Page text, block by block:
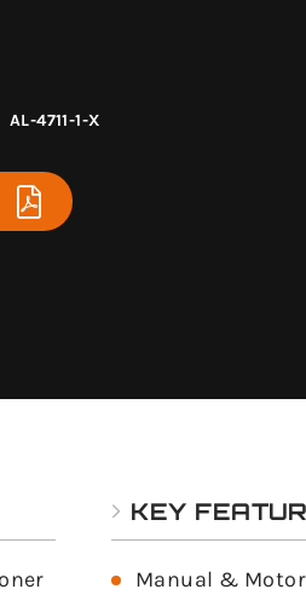
AL-4711-1-X
KEY
Manual &